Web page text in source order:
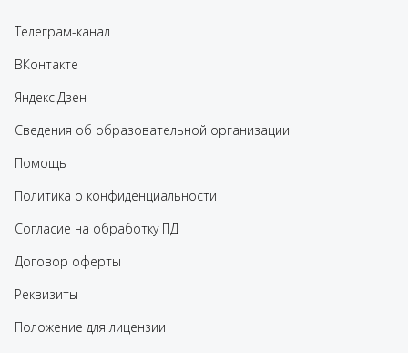
Телеграм-канал
ВКонтакте
Яндекс.Дзен
Сведения об образовательной организации
Помощь
Политика о конфиденциальности
Согласие на обработку ПД
Договор оферты
Реквизиты
Положение для лицензии